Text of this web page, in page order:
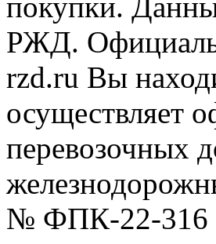
РЖД.
rzd.ru Вы
осуществляет
перевозочных
№ ФПК-22-316